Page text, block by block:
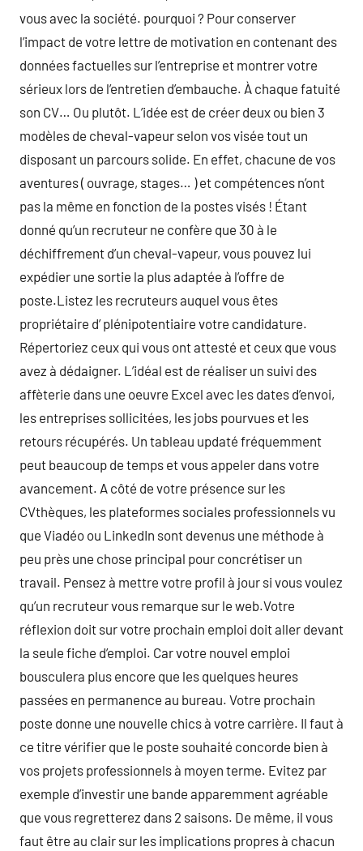
vous avec la société. pourquoi ? Pour conserver
l’impact de votre lettre de motivation en contenant des
données factuelles sur l’entreprise et montrer votre
sérieux lors de l’entretien d’embauche. À chaque fatuité
son CV… Ou plutôt. L’idée est de créer deux ou bien 3
modèles de cheval-vapeur selon vos visée tout un
disposant un parcours solide. En effet, chacune de vos
aventures ( ouvrage, stages… ) et compétences n’ont
pas la même en fonction de la postes visés ! Étant
donné qu’un recruteur ne confère que 30 à le
déchiffrement d’un cheval-vapeur, vous pouvez lui
expédier une sortie la plus adaptée à l’offre de
poste.Listez les recruteurs auquel vous êtes
propriétaire d’ plénipotentiaire votre candidature.
Répertoriez ceux qui vous ont attesté et ceux que vous
avez à dédaigner. L’idéal est de réaliser un suivi des
affèterie dans une oeuvre Excel avec les dates d’envoi,
les entreprises sollicitées, les jobs pourvues et les
retours récupérés. Un tableau updaté fréquemment
peut beaucoup de temps et vous appeler dans votre
avancement. A côté de votre présence sur les
CVthèques, les plateformes sociales professionnels vu
que Viadéo ou LinkedIn sont devenus une méthode à
peu près une chose principal pour concrétiser un
travail. Pensez à mettre votre profil à jour si vous voulez
qu’un recruteur vous remarque sur le web.Votre
réflexion doit sur votre prochain emploi doit aller devant
la seule fiche d’emploi. Car votre nouvel emploi
bousculera plus encore que les quelques heures
passées en permanence au bureau. Votre prochain
poste donne une nouvelle chics à votre carrière. Il faut à
ce titre vérifier que le poste souhaité concorde bien à
vos projets professionnels à moyen terme. Evitez par
exemple d’investir une bande apparemment agréable
que vous regretterez dans 2 saisons. De même, il vous
faut être au clair sur les implications propres à chacun